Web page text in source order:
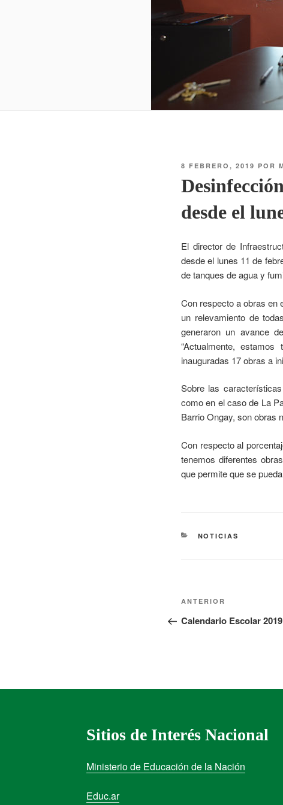
8 FEBRERO, 2019 POR
desde el
El director de
desde el lunes 11 de
de tanques de agua y
Con respecto a obras en
un relevamiento de
generaron un avance
“Actualmente,
inauguradas 17 obras a
Sobre las
como en el caso de La
Barrio Ongay, son obras
Con respecto al
tenemos diferentes
que permite que se
NOTICIAS
ANTERIOR
Calendario Escolar
Sitios de Interés Nacional
Ministerio de Educación de la Nación
Educ.ar